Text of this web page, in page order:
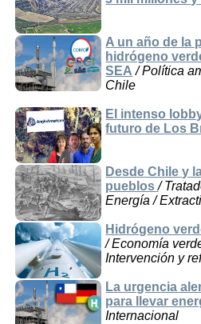
A un año de la
hidrógeno
SEA / Política
Chile
El intenso
futuro de Los
Desde Chile y
pueblos/
Energía /
Hidrógeno
/ Economía
Intervención y
La urgencia
para llevar
Internacional